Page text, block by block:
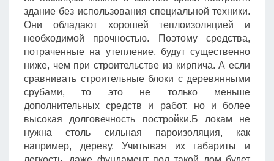
здание без использования специальной техники.
Они обладают хорошей теплоизоляцией и
необходимой прочностью. Поэтому средства,
потраченные на утепление, будут существенно
ниже, чем при строительстве из кирпича. А если
сравнивать строительные блоки с деревянными
срубами, то это не только меньше
дополнительных средств и работ, но и более
высокая долговечность постройки.Б локам не
нужна столь сильная пароизоляция, как
например, дереву. Учитывая их габариты и